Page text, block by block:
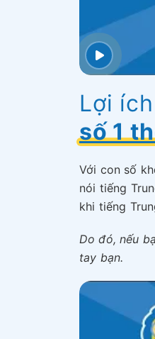
Lợi
số 1
Với con số
nói tiếng
khi tiếng
Do đó, nếu
tay bạn.